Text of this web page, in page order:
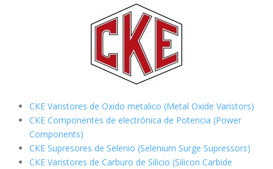
CKE Varistores de Oxido metalico (Metal Oxide Varistors)
CKE Componentes de electrónica de Potencia (Power
Components)
CKE Supresores de Selenio (Selenium Surge Supressors)
CKE Varistores de Carburo de Silicio (Silicon Carbide